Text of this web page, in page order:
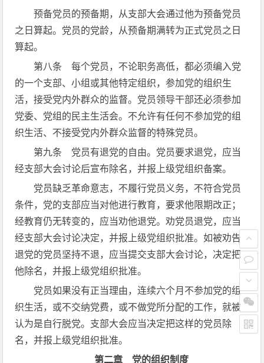
预备党员的预备期，从支部大会通过他为预备党员
之日算起。党员的党龄，从预备期满转为正式党员之日
算起。
第八条 每个党员，不论职务高低，都必须编入党
的一个支部、小组或其他特定组织，参加党的组织生
活，接受党内外群众的监督。党员领导干部还必须参加
党委、党组的民主生活会。不允许有任何不参加党的组
织生活、不接受党内外群众监督的特殊党员。
第九条 党员有退党的自由。党员要求退党，应当
经支部大会讨论后宣布除名，并报上级党组织备案。
党员缺乏革命意志，不履行党员义务，不符合党员
条件，党的支部应当对他进行教育，要求他限期改正；
经教育仍无转变的，应当劝他退党。劝党员退党，应当
经支部大会讨论决定，并报上级党组织批准。如被劝告
退党的党员坚持不退，应当提交支部大会讨论，决定把
他除名，并报上级党组织批准。
党员如果没有正当理由，连续六个月不参加党的组
织生活，或不交纳党费，或不做党所分配的工作，就被
认为是自行脱党。支部大会应当决定把这样的党员除
名，并报上级党组织批准。
第二章 党的组织制度